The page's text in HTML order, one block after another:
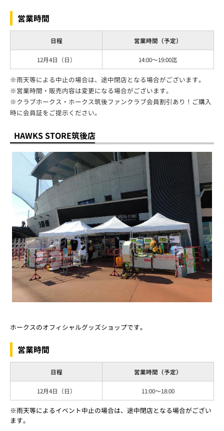
営業時間
日程 営業時間（予定）
12月4日（日） 14:00～19:00迄
※雨天等による中止の場合は、途中閉店となる場合がございます。
※営業時間・販売内容は変更になる場合がございます。
※クラブホークス・ホークス筑後ファンクラブ会員割引あり！ご購入
時に会員証をご提示ください。
HAWKS STORE筑後店
ホークスのオフィシャルグッズショップです。
営業時間
日程 営業時間（予定）
12月4日（日） 11:00～18:00
※雨天等によるイベント中止の場合は、途中閉店となる場合がござい
ます。